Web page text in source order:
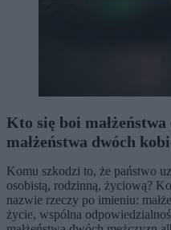
Kto się boi
małżeństwa dwóch
Komu szkodzi to, że państwo
osobistą, rodzinną, życiową?
nazwie rzeczy po imieniu:
życie, wspólna